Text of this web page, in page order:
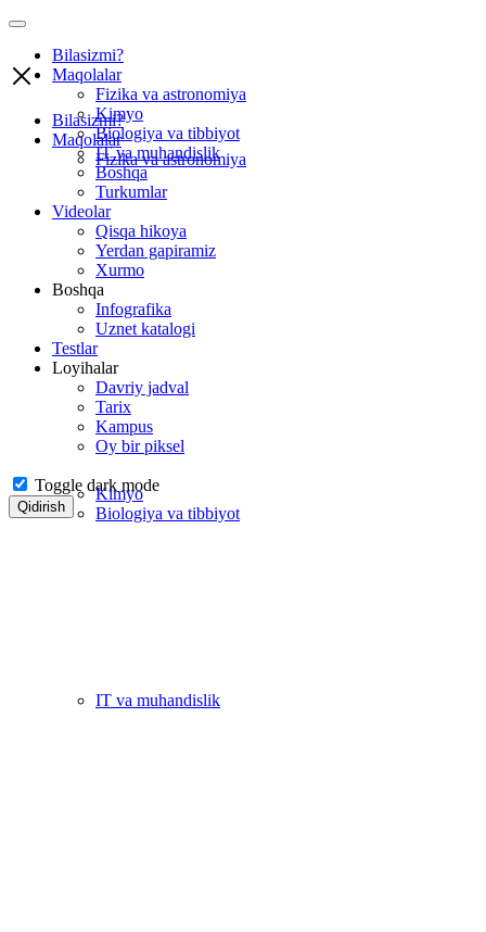
Bilasizmi?
Maqolalar
Fizika va astronomiya
Kimyo
Biologiya va tibbiyot
IT va muhandislik
Boshqa
Turkumlar
Videolar
Qisqa hikoya
Yerdan gapiramiz
Xurmo
Boshqa
Infografika
Uznet katalogi
Testlar
Loyihalar
Davriy jadval
Tarix
Kampus
Oy bir piksel
Toggle dark mode
Qidirish
Bilasizmi?
Maqolalar
Fizika va astronomiya
Kimyo
Biologiya va tibbiyot
IT va muhandislik